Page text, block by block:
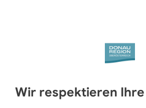
Wir respektieren